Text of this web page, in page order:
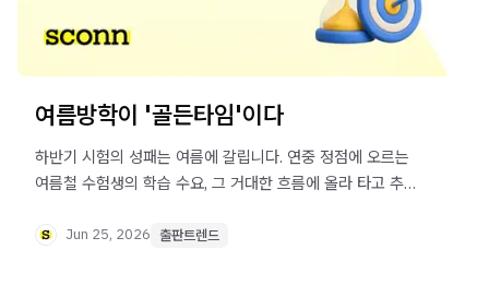
여름방학이 '골든타임'이다
하반기 시험의 성패는 여름에 갈립니다. 연중 정점에 오르는
여름철 수험생의 학습 수요, 그 거대한 흐름에 올라 타고 추가
Jun 25, 2026 출판트렌드